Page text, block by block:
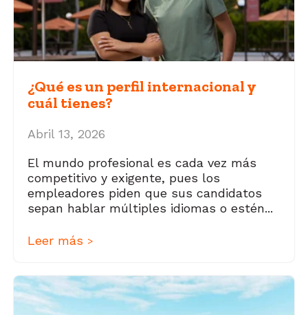
¿Qué es un perfil internacional y
cuál tienes?
Abril 13, 2026
El mundo profesional es cada vez más
competitivo y exigente, pues los
empleadores piden que sus candidatos
sepan hablar múltiples idiomas o estén...
Leer más >